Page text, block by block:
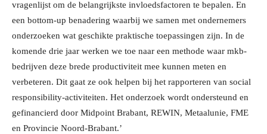
vragenlijst om de belangrijkste invloedsfactoren te bepalen. En
een bottom-up benadering waarbij we samen met ondernemers
onderzoeken wat geschikte praktische toepassingen zijn. In de
komende drie jaar werken we toe naar een methode waar mkb-
bedrijven deze brede productiviteit mee kunnen meten en
verbeteren. Dit gaat ze ook helpen bij het rapporteren van social
responsibility-activiteiten. Het onderzoek wordt ondersteund en
gefinancierd door Midpoint Brabant, REWIN, Metaalunie, FME
en Provincie Noord-Brabant.’